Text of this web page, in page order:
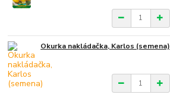
Okurka nakládačka, Karlos (semena)